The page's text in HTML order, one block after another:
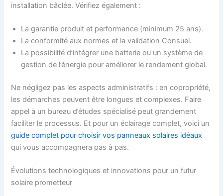
installation bâclée. Vérifiez également :
La garantie produit et performance (minimum 25 ans).
La conformité aux normes et la validation Consuel.
La possibilité d’intégrer une batterie ou un système de
gestion de l’énergie pour améliorer le rendement global.
Ne négligez pas les aspects administratifs : en copropriété,
les démarches peuvent être longues et complexes. Faire
appel à un bureau d’études spécialisé peut grandement
faciliter le processus. Et pour un éclairage complet, voici un
guide complet pour choisir vos panneaux solaires idéaux
qui vous accompagnera pas à pas.
Évolutions technologiques et innovations pour un futur
solaire prometteur